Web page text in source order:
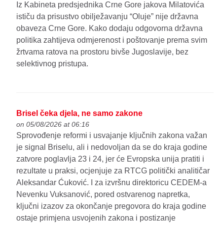
Iz Kabineta predsjednika Crne Gore jakova Milatovića
ističu da prisustvo obilježavanju “Oluje” nije državna
obaveza Crne Gore. Kako dodaju odgovorna državna
politika zahtijeva odmjerenost i poštovanje prema svim
žrtvama ratova na prostoru bivše Jugoslavije, bez
selektivnog pristupa.
Brisel čeka djela, ne samo zakone
on 05/08/2026 at 06:16
Sprovođenje reformi i usvajanje ključnih zakona važan
je signal Briselu, ali i nedovoljan da se do kraja godine
zatvore poglavlja 23 i 24, jer će Evropska unija pratiti i
rezultate u praksi, ocjenjuje za RTCG politički analitičar
Aleksandar Ćuković. I za izvršnu direktoricu CEDEM-a
Nevenku Vuksanović, pored ostvarenog napretka,
ključni izazov za okončanje pregovora do kraja godine
ostaje primjena usvojenih zakona i postizanje